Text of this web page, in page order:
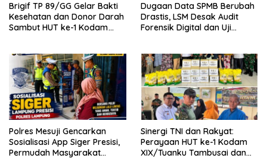
Brigif TP 89/GG Gelar Bakti
Kesehatan dan Donor Darah
Sambut HUT ke-1 Kodam
Dugaan Data SPMB Berubah
Drastis, LSM Desak Audit
Forensik Digital dan Uji
Polres Mesuji Gencarkan
Sosialisasi App Siger Presisi,
Permudah Masyarakat
Sinergi TNI dan Rakyat:
Perayaan HUT ke-1 Kodam
XIX/Tuanku Tambusai dan